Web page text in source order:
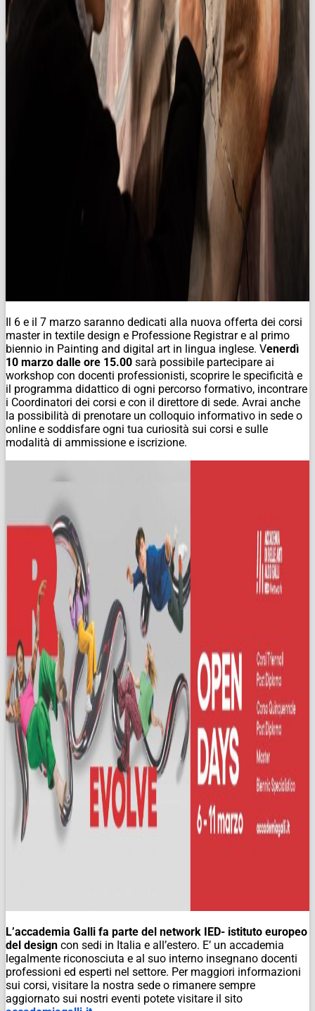
Il 6 e il 7 marzo saranno dedicati alla nuova offerta dei corsi
master in textile design e Professione Registrar e al primo
biennio in Painting and digital art in lingua inglese. Venerdì
10 marzo dalle ore 15.00 sarà possibile partecipare ai
workshop con docenti professionisti, scoprire le specificità e
il programma didattico di ogni percorso formativo, incontrare
i Coordinatori dei corsi e con il direttore di sede. Avrai anche
la possibilità di prenotare un colloquio informativo in sede o
online e soddisfare ogni tua curiosità sui corsi e sulle
modalità di ammissione e iscrizione.
L’accademia Galli fa parte del network IED- istituto europeo
del design con sedi in Italia e all’estero. E’ un accademia
legalmente riconosciuta e al suo interno insegnano docenti
professioni ed esperti nel settore. Per maggiori informazioni
sui corsi, visitare la nostra sede o rimanere sempre
aggiornato sui nostri eventi potete visitare il sito